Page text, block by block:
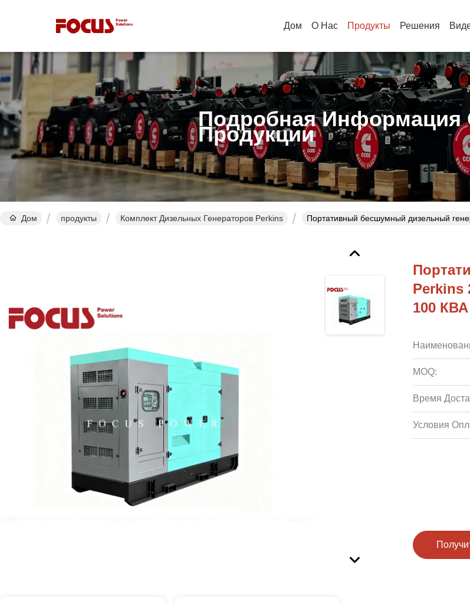
Дом О Нас Продукты Решения
Подробная Информация
Продукции
Дом продукты Комплект Дизельных Генераторов Perkins Портативный бесшумный дизельный
Perkins
100 КВА
MOQ:
Время
Условия